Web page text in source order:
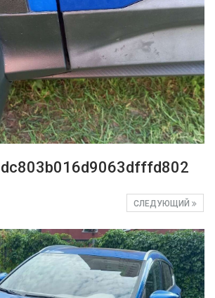
СЛЕДУЮЩИЙ